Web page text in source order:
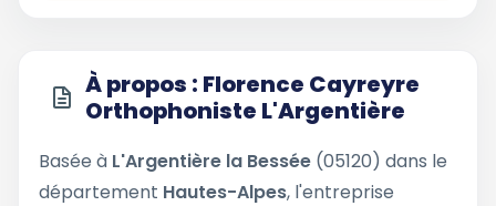
À propos : Florence Cayreyre
Orthophoniste L'Argentière
Basée à L'Argentière la Bessée (05120) dans le
département Hautes-Alpes, l'entreprise